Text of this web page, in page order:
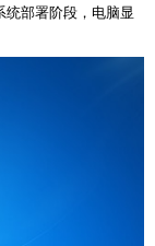
部署阶段，电脑显